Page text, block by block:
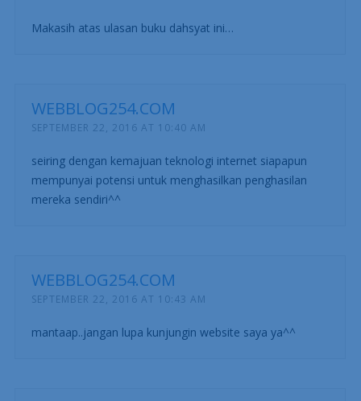
Makasih atas ulasan buku dahsyat ini…
WEBBLOG254.COM
SEPTEMBER 22, 2016 AT 10:40 AM
seiring dengan kemajuan teknologi internet siapapun
mempunyai potensi untuk menghasilkan penghasilan
mereka sendiri^^
WEBBLOG254.COM
SEPTEMBER 22, 2016 AT 10:43 AM
mantaap..jangan lupa kunjungin website saya ya^^